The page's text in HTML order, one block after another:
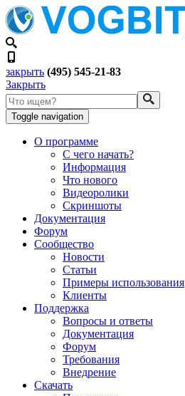
закрыть (495) 545-21-83
Закрыть
Toggle navigation
О программе
С чего начать?
Информация
Что нового
Видеоролики
Скриншоты
Документация
Форум
Сообщество
Новости
Статьи
Примеры использования
Клиенты
Поддержка
Вопросы и ответы
Документация
Форум
Требования
Внедрение
Скачать